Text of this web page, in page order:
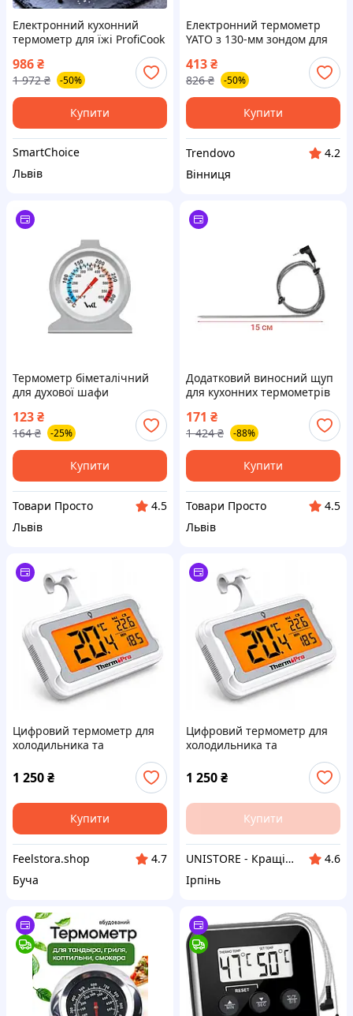
Електронний кухонний
термометр для їжі ProfiCook
(Німеччина), Термометр для
м'яса з металевим щупом,
ZLT
986₴
1 972 ₴ -50%
Купити
SmartChoice
Львів
Електронний термометр
YATO з 130-мм зондом для
температур від -50 до +300
градусів, живлення 1.5 В
413₴
826 ₴ -50%
Купити
Trendovo
4.2
Вінниця
Термометр біметалічний
для духової шафи
123₴
164 ₴ -25%
Купити
Товари Просто
4.5
Львів
Додатковий виносний щуп
для кухонних термометрів
TP-700, TP-710, TP-710S, TA-
278
171 ₴
1 424 ₴ -88%
Купити
Товари Просто
4.5
Львів
Цифровий термометр для
холодильника та
ThermoPro TP-110
1 250₴
Купити
Feelstora.shop
4.7
Буча
Цифровий термометр для
холодильника та
ThermoPro TP-110
1 250₴
Купити
UNISTORE - Кращі товари Європи
4.6
Ірпінь